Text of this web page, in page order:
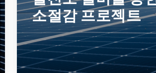
소절감 프로젝트
케이스스터디 재생 에너지